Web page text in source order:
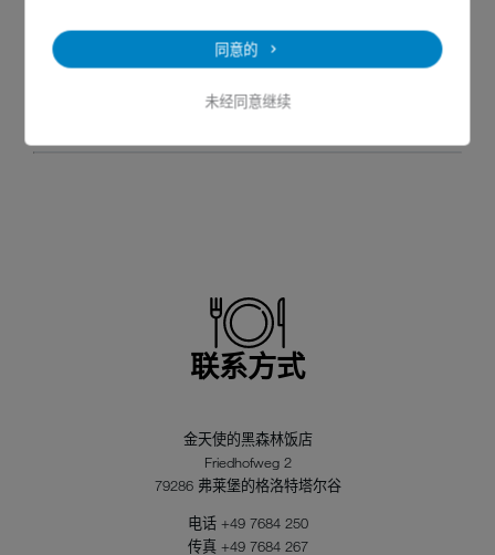
同意的
未经同意继续
题，立刻就会有人上门服务！”
联系方式
金天使的黑森林饭店
Friedhofweg 2
79286 弗莱堡的格洛特塔尔谷
电话 +49 7684 250
传真 +49 7684 267